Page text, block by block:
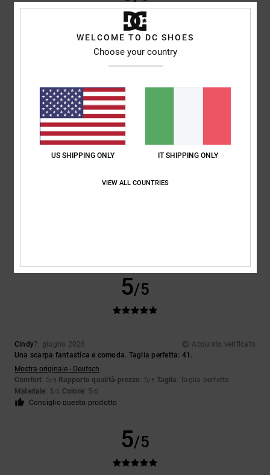
Comfort: 5 Rapporto qualità-prezzo : 5 Taglia
: Taglia perfetta
Materiale: 5/5 Colore: 5/5
Consiglio questo prodotto
5 /5
5/5
Cindy7. giugno 2026
Acquisto verificato
Una scarpa fantastica e comoda. Taglia perfetta: 41.
Mostra originale - Deutsch
Comfort: 5/5 Rapporto qualità-prezzo : 5/5 Taglia: Taglia perfetta
Materiale: 5/5 Colore: 5/5
Consiglio questo prodotto
5/5
WELCOME TO DC SHOES
Choose your country
US SHIPPING ONLY IT SHIPPING ONLY
VIEW ALL COUNTRIES